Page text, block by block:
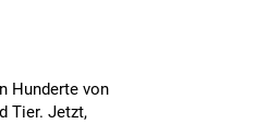
Hunderte von
Tier. Jetzt,